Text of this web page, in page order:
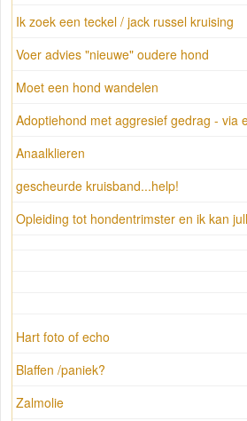
Ik zoek een teckel / jack russel kruising
Voer advies "nieuwe" oudere hond
Moet een hond wandelen
Adoptiehond met aggresief gedrag - via
Anaalklieren
gescheurde kruisband...help!
Opleiding tot hondentrimster en ik kan
Hart foto of echo
Blaffen /paniek?
Zalmolie